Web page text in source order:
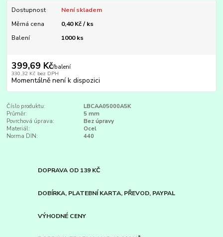
Dostupnost
Není skladem
Měrná cena
0,40 Kč / ks
Balení
1000 ks
399,69 Kč/balení
330,32 Kč bez DPH
Momentálně není k dispozici
Číslo produktu:
LBCAA05000A5K
Průměr:
5 mm
Povrchová úprava:
Bez úpravy
Materiál:
Ocel
Norma DIN:
440
DOPRAVA OD 139 KČ
DOBÍRKA, PLATEBNÍ KARTA, PŘEVOD, PAYPAL
VÝHODNÉ CENY